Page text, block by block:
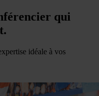
qui
idéale à vos